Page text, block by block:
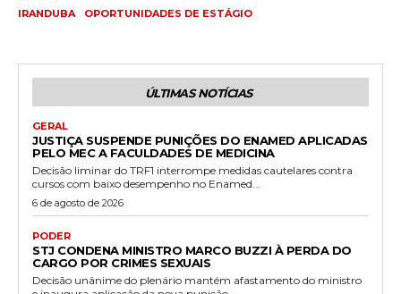
IRANDUBA
OPORTUNIDADES DE ESTÁGIO
ÚLTIMAS NOTÍCIAS
GERAL
JUSTIÇA SUSPENDE PUNIÇÕES DO ENAMED APLICADAS
PELO MEC A FACULDADES DE MEDICINA
Decisão liminar do TRF1 interrompe medidas cautelares contra
cursos com baixo desempenho no Enamed...
6 de agosto de 2026
PODER
STJ CONDENA MINISTRO MARCO BUZZI À PERDA DO
CARGO POR CRIMES SEXUAIS
Decisão unânime do plenário mantém afastamento do ministro